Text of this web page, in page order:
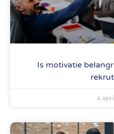
Is motivatie
4